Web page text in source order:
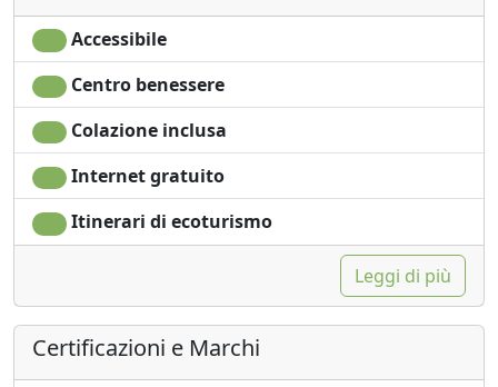
Accessibile
Centro benessere
Colazione inclusa
Internet gratuito
Itinerari di ecoturismo
Leggi di più
Certificazioni e Marchi